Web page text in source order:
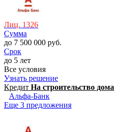
Лиц. 1326
Сумма
до 7 500 000 руб.
Срок
до 5 лет
Все условия
Узнать решение
Кредит На строительство дома
Альфа-Банк
Еще 3 предложения